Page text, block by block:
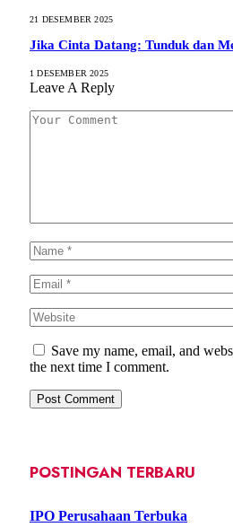
21 DESEMBER 2025
Jika Cinta Datang: Tunduk dan
1 DESEMBER 2025
Leave A Reply
Save my name, email, and
the next time I comment.
POSTINGAN TERBARU
IPO Perusahaan Terbuka